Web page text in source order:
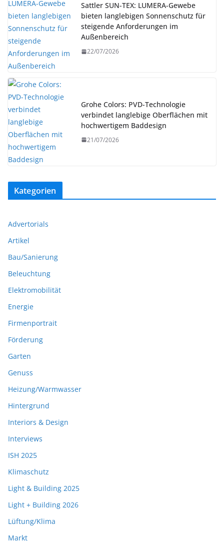
Sattler SUN-TEX: LUMERA-Gewebe
bieten langlebigen Sonnenschutz für
steigende Anforderungen im
Außenbereich
22/07/2026
Grohe Colors: PVD-Technologie
verbindet langlebige Oberflächen mit
hochwertigem Baddesign
21/07/2026
Kategorien
Advertorials
Artikel
Bau/Sanierung
Beleuchtung
Elektromobilität
Energie
Firmenportrait
Förderung
Garten
Genuss
Heizung/Warmwasser
Hintergrund
Interiors & Design
Interviews
ISH 2025
Klimaschutz
Light & Building 2025
Light + Building 2026
Lüftung/Klima
Markt